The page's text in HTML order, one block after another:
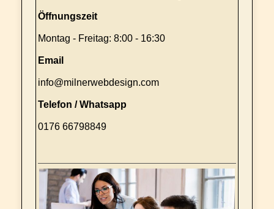
Öffnungszeit
Montag - Freitag: 8:00 - 16:30
Email
info@milnerwebdesign.com
Telefon / Whatsapp
0176 66798849